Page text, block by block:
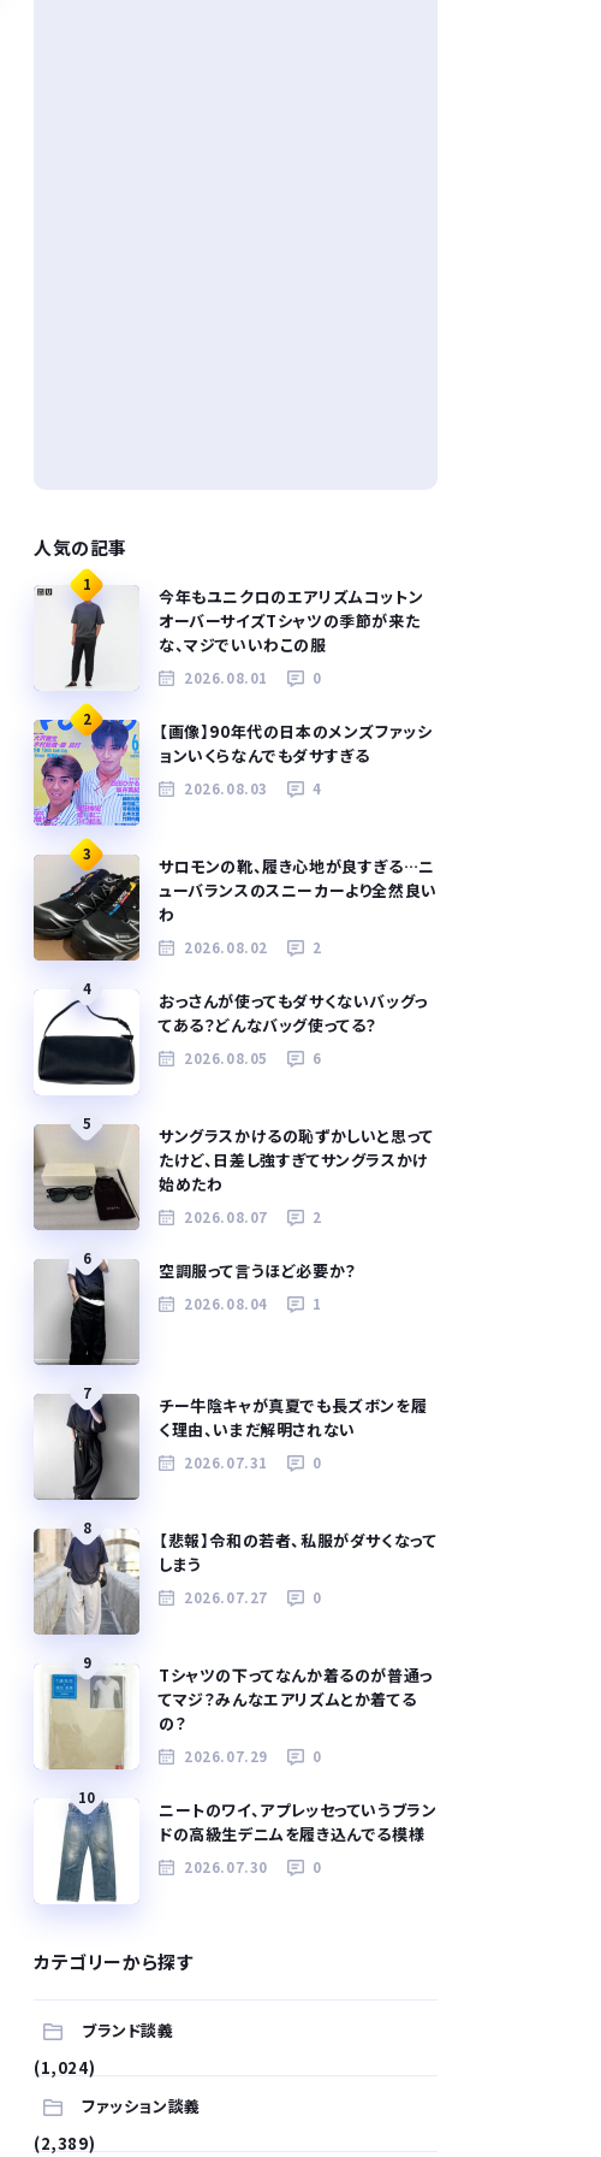
人気の記事
1
今年もユニクロのエアリズムコットン
オーバーサイズTシャツの季節が来た
な、マジでいいわこの服
2026.08.01 0
2
【画像】90年代の日本のメンズファッシ
ョンいくらなんでもダサすぎる
2026.08.03 4
3
サロモンの靴、履き心地が良すぎる…ニ
ューバランスのスニーカーより全然良い
わ
2026.08.02 2
4
おっさんが使ってもダサくないバッグっ
てある？どんなバッグ使ってる？
2026.08.05 6
5
サングラスかけるの恥ずかしいと思って
たけど、日差し強すぎてサングラスかけ
始めたわ
2026.08.07 2
6
空調服って言うほど必要か？
2026.08.04 1
7
チー牛陰キャが真夏でも長ズボンを履
く理由、いまだ解明されない
2026.07.31 0
8
【悲報】令和の若者、私服がダサくなって
しまう
2026.07.27 0
9
Tシャツの下ってなんか着るのが普通っ
てマジ？みんなエアリズムとか着てる
の？
2026.07.29 0
10
ニートのワイ、アプレッセっていうブラン
ドの高級生デニムを履き込んでる模様
2026.07.30 0
カテゴリーから探す
ブランド談義
(1,024)
ファッション談義
(2,389)